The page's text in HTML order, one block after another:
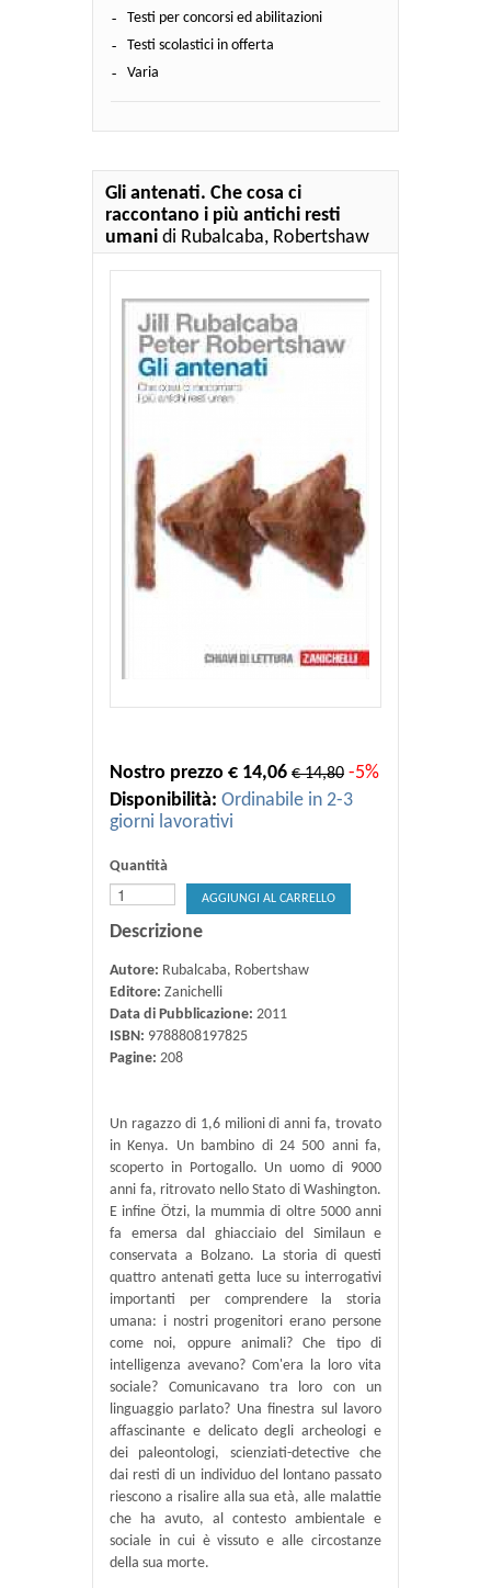
Testi per concorsi ed abilitazioni
Testi scolastici in offerta
Varia
Gli antenati. Che cosa ci
raccontano i più antichi resti
umani di Rubalcaba, Robertshaw
Nostro prezzo € 14,06 € 14,80 -5%
Disponibilità: Ordinabile in 2-3
giorni lavorativi
Quantità
AGGIUNGI AL CARRELLO
Descrizione
Autore: Rubalcaba, Robertshaw
Editore: Zanichelli
Data di Pubblicazione: 2011
ISBN: 9788808197825
Pagine: 208
Un ragazzo di 1,6 milioni di anni fa, trovato
in Kenya. Un bambino di 24 500 anni fa,
scoperto in Portogallo. Un uomo di 9000
anni fa, ritrovato nello Stato di Washington.
E infine Ötzi, la mummia di oltre 5000 anni
fa emersa dal ghiacciaio del Similaun e
conservata a Bolzano. La storia di questi
quattro antenati getta luce su interrogativi
importanti per comprendere la storia
umana: i nostri progenitori erano persone
come noi, oppure animali? Che tipo di
intelligenza avevano? Com'era la loro vita
sociale? Comunicavano tra loro con un
linguaggio parlato? Una finestra sul lavoro
affascinante e delicato degli archeologi e
dei paleontologi, scienziati-detective che
dai resti di un individuo del lontano passato
riescono a risalire alla sua età, alle malattie
che ha avuto, al contesto ambientale e
sociale in cui è vissuto e alle circostanze
della sua morte.